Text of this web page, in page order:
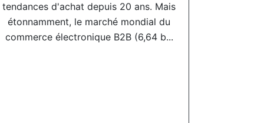
tendances d'achat depuis 20 ans. Mais
étonnamment, le marché mondial du
commerce électronique B2B (6,64 b...